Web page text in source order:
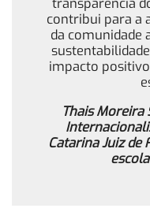
contribui para a
da comunidade
impacto
Thais Moreira
Catarina Juiz de